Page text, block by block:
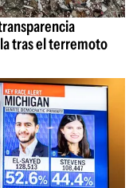
tras el terremoto